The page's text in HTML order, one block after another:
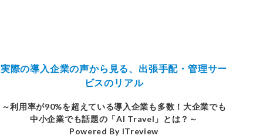
実際の導入企業の声から見る、出張手配・管理サー
ビスのリアル
～利用率が90%を超えている導入企業も多数！大企業でも
中小企業でも話題の「AI Travel」とは？～
Powered By ITreview